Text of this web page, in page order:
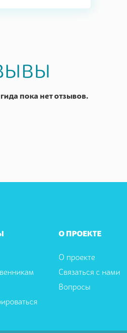
гида пока нет отзывов.
О ПРОЕКТЕ
О проекте
Связаться с нами
Вопросы